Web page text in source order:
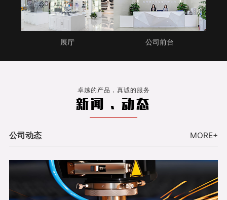
展厅 公司前台
卓越的产品，真诚的服务
新闻 . 动态
公司动态 MORE+